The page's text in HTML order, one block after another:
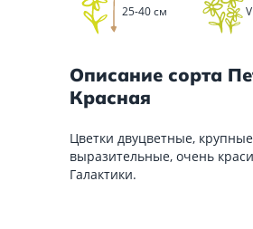
25-40 см
Описание сорта
Красная
Цветки двуцветные,
выразительные, очень
Галактики.